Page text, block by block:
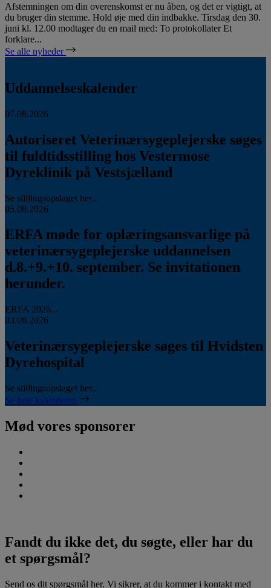
Afstemningen om din overenskomst er nu åben, og det er vigtigt, at
du bruger din stemme. Hold øje med din indbakke. Tirsdag den 30.
juni kl. 12.00 modtager du en mail med: To protokollater Et
forklare...
Se alle nyheder
Uddannelseskalender
07.08.2026
Autoriseret Veterinærsygeplejerske søges
til fuldtidsstilling hos Vestermose
Dyreklinik på Vestsjælland
Se stillingsopslaget her...
05.08.2026
ERFA møde for oplæringsansvarlige på
veterinærsygeplejerske uddannelsen
d.8.+9.+10. september. Se invitationen
herunder.
ERFA 2026...
03.08.2026
Veterinærsygeplejerske søges til Hvidsten
Dyrehospital
Se stillingsopslaget her...
Se hele kalenderen
Mød vores sponsorer
Fandt du ikke det, du søgte, eller har du
et spørgsmål?
Send os dit spørgsmål her. Vi sikrer, at du kommer i kontakt med